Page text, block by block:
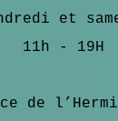
et
11h - 19H
de